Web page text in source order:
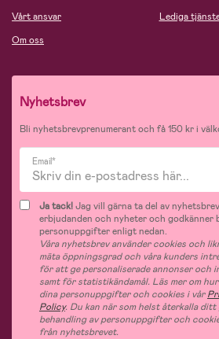
Vårt ansvar
Om oss
Lediga
Nyhetsbrev
Bli nyhetsbrevprenumerant och få 150 kr i
Email*
Ja tack!Jag vill gärna ta del av
erbjudanden och nyheter och godkänner
personuppgifter enligt nedan.
Våra nyhetsbrev använder cookies och
mäta öppningsgrad och våra kunders
för att ge personaliserade annonser och
samt för statistikändamål. Läs mer om
dina personuppgifter och cookies i vår
Policy. Du kan när som helst återkalla
behandling av personuppgifter och
från nyhetsbrevet.